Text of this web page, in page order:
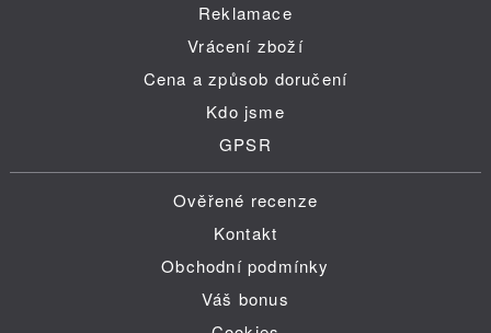
Reklamace
Vrácení zboží
Cena a způsob doručení
Kdo jsme
GPSR
Ověřené recenze
Kontakt
Obchodní podmínky
Váš bonus